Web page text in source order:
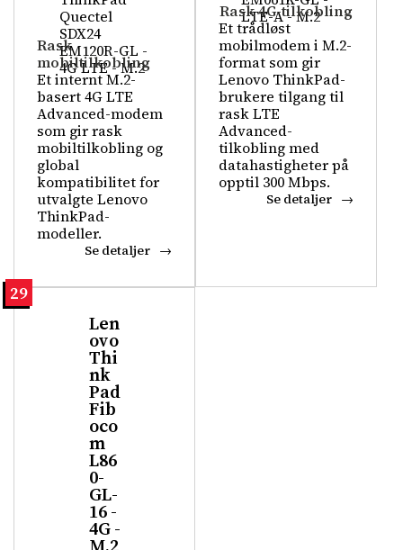
Rask
mobiltilkobling
Et internt M.2-
basert 4G LTE
Advanced-modem
som gir rask
mobiltilkobling og
global
kompatibilitet for
utvalgte Lenovo
ThinkPad-
modeller.
Se detaljer
Rask 4G-tilkobling
Et trådløst
mobilmodem i M.2-
format som gir
Lenovo ThinkPad-
brukere tilgang til
rask LTE
Advanced-
tilkobling med
datahastigheter på
opptil 300 Mbps.
Se detaljer
29
Len
ovo
Thi
nk
Pad
Fib
oco
m
L86
0-
GL-
16 -
4G -